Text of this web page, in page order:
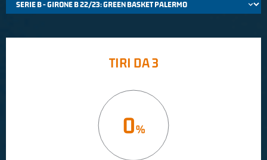
TIRI DA 3
0